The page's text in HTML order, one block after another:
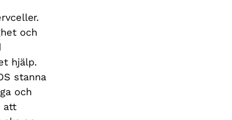
och
hjälp.
stanna
och
att